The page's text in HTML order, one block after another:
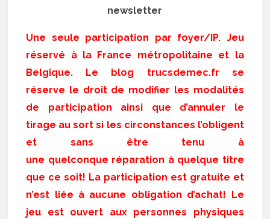
newsletter
Une seule participation par foyer/IP. Jeu
réservé à la France métropolitaine et la
Belgique. Le blog trucsdemec.fr se
réserve le droit de modifier les modalités
de participation ainsi que d’annuler le
tirage au sort si les circonstances l’obligent
et sans être tenu à
une quelconque réparation à quelque titre
que ce soit! La participation est gratuite et
n’est liée à aucune obligation d’achat! Le
jeu est ouvert aux personnes physiques